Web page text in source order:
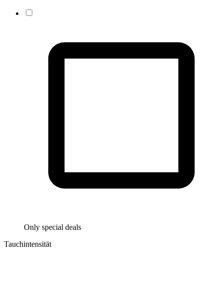
Only special deals
Tauchintensität